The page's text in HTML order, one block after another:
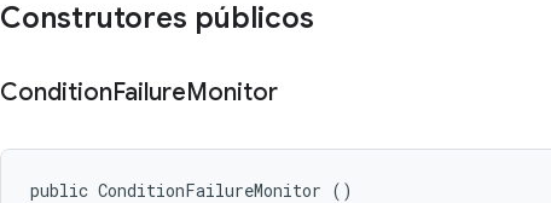
Construtores públicos
ConditionFailureMonitor
public ConditionFailureMonitor ()